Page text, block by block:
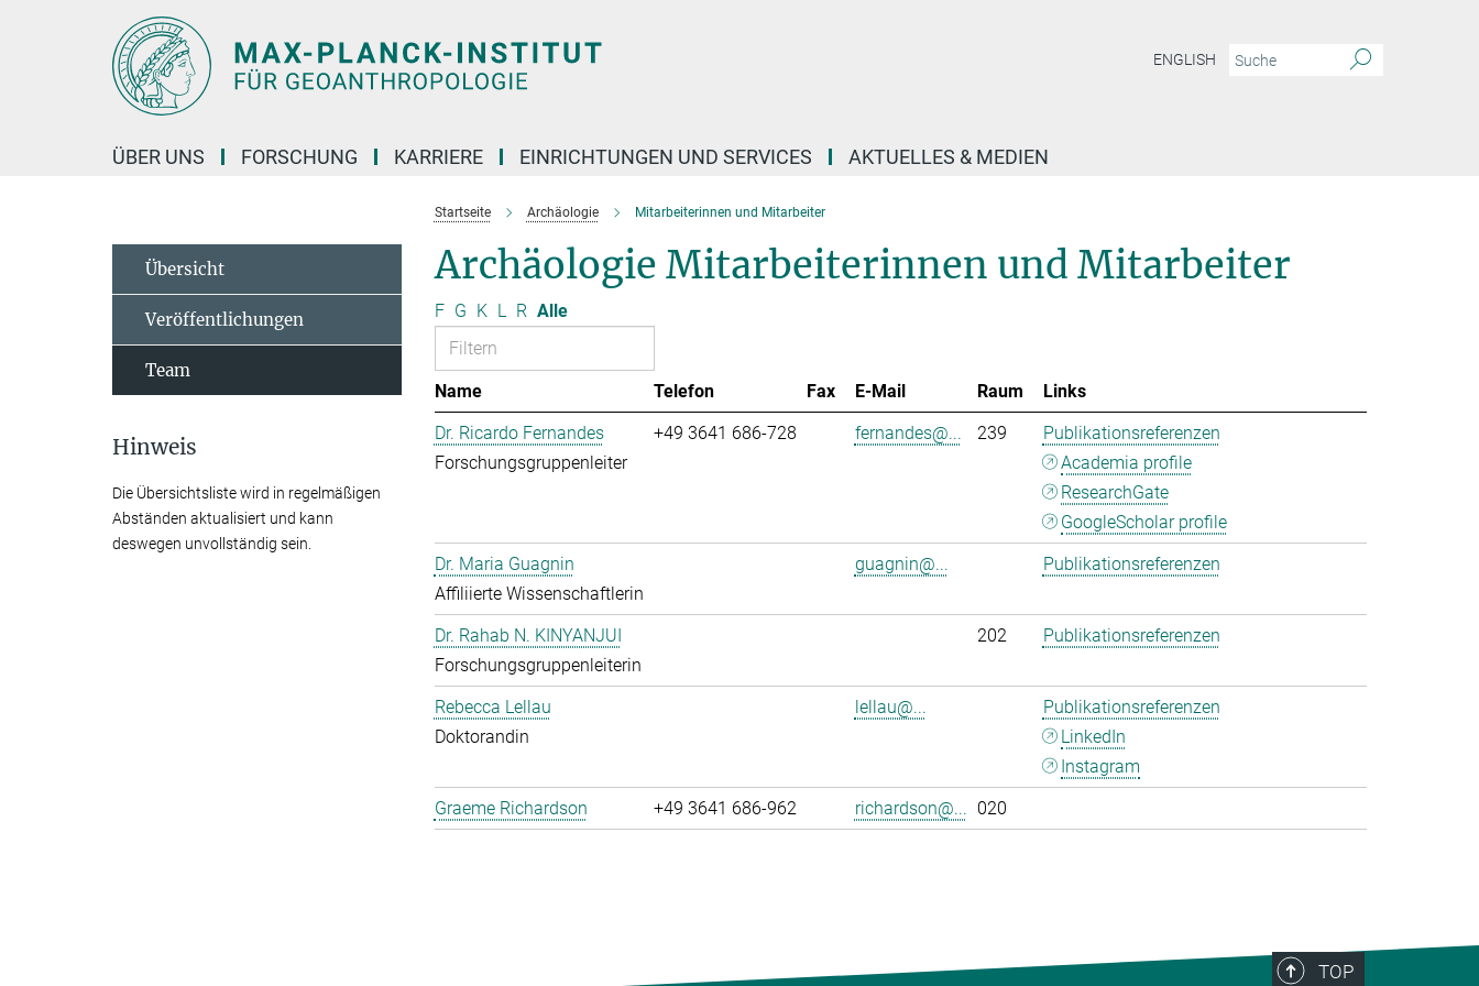
ENGLISH
ÜBER UNS FORSCHUNG KARRIERE EINRICHTUNGEN UND SERVICES AKTUELLES & MEDIEN
Startseite Archäologie Mitarbeiterinnen und Mitarbeiter
Archäologie Mitarbeiterinnen und Mitarbeiter
F G K L R Alle
Name Telefon Fax E-Mail Raum
Links
Dr. Ricardo Fernandes
Forschungsgruppenleiter
+49 3641 686-728 fernandes@... 239
Publikationsreferenzen
Academia profile
ResearchGate
GoogleScholar profile
Dr. Maria Guagnin
Affiliierte Wissenschaftlerin
guagnin@... Publikationsreferenzen
Dr. Rahab N. KINYANJUI
Forschungsgruppenleiterin
202 Publikationsreferenzen
Rebecca Lellau
Doktorandin
lellau@...
Publikationsreferenzen
LinkedIn
Instagram
Graeme Richardson
+49 3641 686-962 richardson@... 020
Übersicht
Veröffentlichungen
Team
Hinweis
Die Übersichtsliste wird in regelmäßigen
Abständen aktualisiert und kann
deswegen unvollständig sein.
TOP